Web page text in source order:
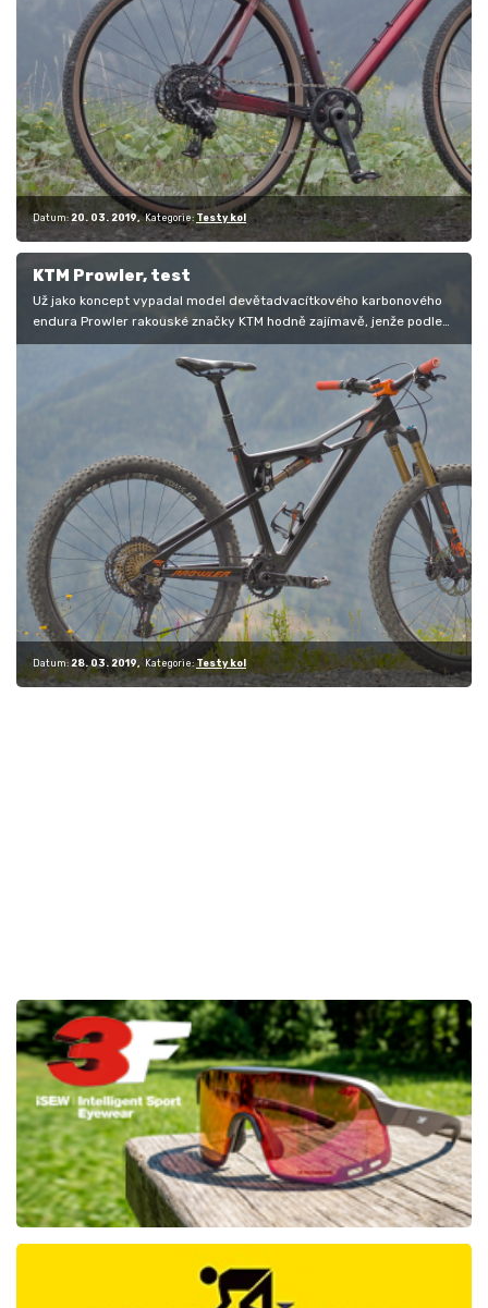
Datum: 20. 03. 2019 Kategorie: Testy kol
KTM Prowler, test
Už jako koncept vypadal model devětadvacítkového karbonového
endura Prowler rakouské značky KTM hodně zajímavě, jenže podle
tvůrců to není…
Datum: 28. 03. 2019 Kategorie: Testy kol